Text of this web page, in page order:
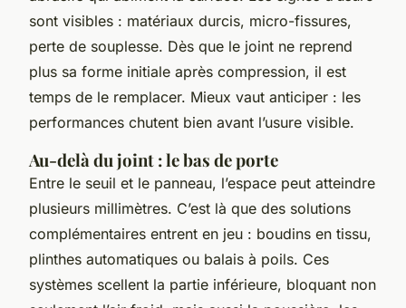
sont visibles : matériaux durcis, micro-fissures,
perte de souplesse. Dès que le joint ne reprend
plus sa forme initiale après compression, il est
temps de le remplacer. Mieux vaut anticiper : les
performances chutent bien avant l’usure visible.
Au-delà du joint : le bas de porte
Entre le seuil et le panneau, l’espace peut atteindre
plusieurs millimètres. C’est là que des solutions
complémentaires entrent en jeu : boudins en tissu,
plinthes automatiques ou balais à poils. Ces
systèmes scellent la partie inférieure, bloquant non